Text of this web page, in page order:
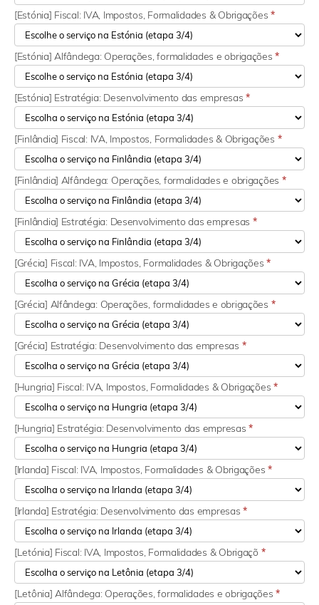
[Estónia] Fiscal: IVA, Impostos, Formalidades & Obrigações*
[Estónia] Alfândega: Operações, formalidades e obrigações*
[Estónia] Estratégia: Desenvolvimento das empresas*
[Finlândia] Fiscal: IVA, Impostos, Formalidades & Obrigações *
[Finlândia] Alfândega: Operações, formalidades e obrigações *
[Finlândia] Estratégia: Desenvolvimento das empresas *
[Grécia] Fiscal: IVA, Impostos, Formalidades & Obrigações*
[Grécia] Alfândega: Operações, formalidades e obrigações *
[Grécia] Estratégia: Desenvolvimento das empresas *
[Hungria] Fiscal: IVA, Impostos, Formalidades & Obrigações*
[Hungria] Estratégia: Desenvolvimento das empresas*
[Irlanda] Fiscal: IVA, Impostos, Formalidades & Obrigações*
[Irlanda] Estratégia: Desenvolvimento das empresas*
[Letónia] Fiscal: IVA, Impostos, Formalidades & Obrigaçõ *
[Letônia] Alfândega: Operações, formalidades e obrigações*